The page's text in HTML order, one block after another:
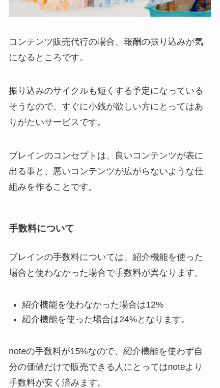
コンテンツ販売代行の場合、報酬の振り込みが気
になるところです。
振り込みのサイクルも短くする予定になっている
そうなので、すぐに小銭が欲しい方にとってはあ
りがたいサービスです。
ブレインのコンセプトは、良いコンテンツが表に
出る事と、悪いコンテンツが広がらないような仕
組みを作ることです。
手数料について
ブレインの手数料については、紹介機能を使った
場合と使わなかった場合で手数料が異なります。
紹介機能を使わなかった場合は12%
紹介機能を使った場合は24%となります。
noteの手数料が15%なので、紹介機能を使わず自
分の価値だけで販売できる人にとってはnoteより
手数料が安く済みます。